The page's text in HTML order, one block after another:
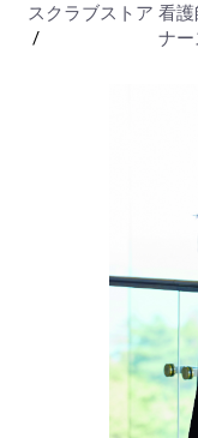
スクラブストア 看護
ナー